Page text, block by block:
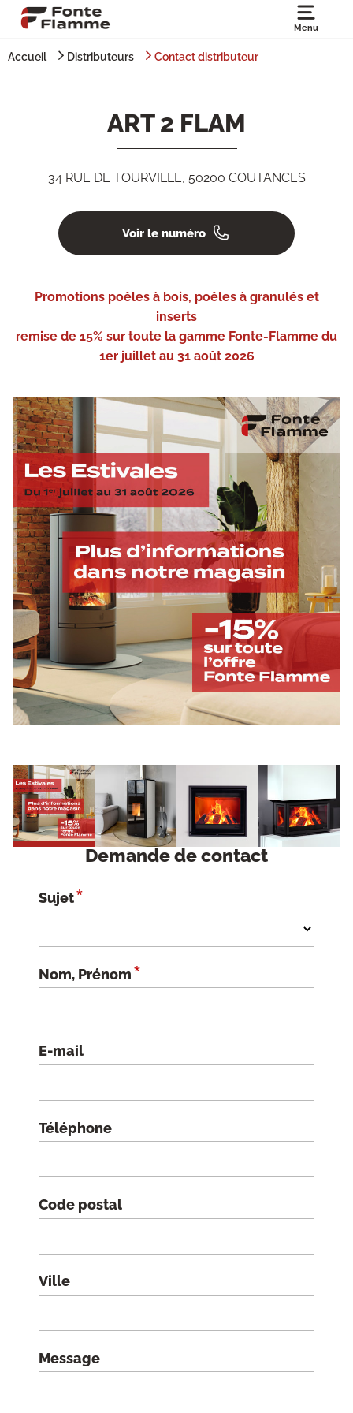
Menu
Accueil Distributeurs Contact distributeur
ART 2 FLAM
34 RUE DE TOURVILLE, 50200 COUTANCES
Voir le numéro
Promotions poêles à bois, poêles à granulés et
inserts
remise de 15% sur toute la gamme Fonte-Flamme du
1er juillet au 31 août 2026
Demande de contact
Sujet*
Nom, Prénom*
E-mail
Téléphone
Code postal
Ville
Message